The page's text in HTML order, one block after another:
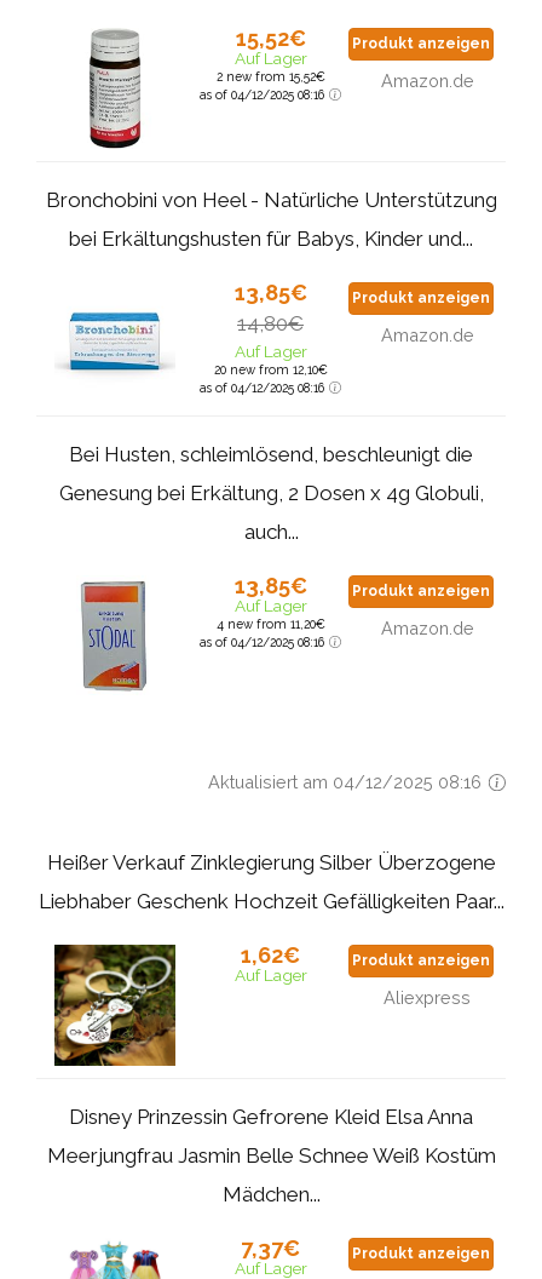
15,52€
Auf Lager
2 new from 15,52€
as of 04/12/2025 08:16
Produkt anzeigen
Amazon.de
Bronchobini von Heel - Natürliche Unterstützung
bei Erkältungshusten für Babys, Kinder und...
13,85€
14,80€
Auf Lager
20 new from 12,10€
as of 04/12/2025 08:16
Produkt anzeigen
Amazon.de
Bei Husten, schleimlösend, beschleunigt die
Genesung bei Erkältung, 2 Dosen x 4g Globuli,
auch...
13,85€
Auf Lager
4 new from 11,20€
as of 04/12/2025 08:16
Produkt anzeigen
Amazon.de
Aktualisiert am 04/12/2025 08:16
Heißer Verkauf Zinklegierung Silber Überzogene
Liebhaber Geschenk Hochzeit Gefälligkeiten Paar...
1,62€
Auf Lager
Produkt anzeigen
Aliexpress
Disney Prinzessin Gefrorene Kleid Elsa Anna
Meerjungfrau Jasmin Belle Schnee Weiß Kostüm
Mädchen...
7,37€
Auf Lager
Produkt anzeigen